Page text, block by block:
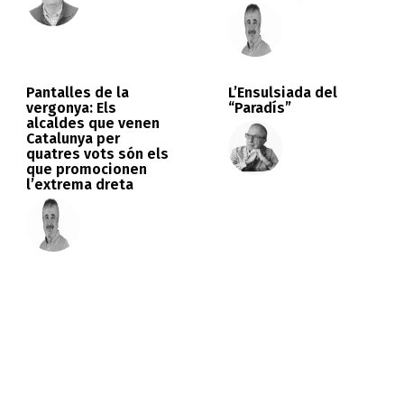
Pantalles de la
vergonya: Els
alcaldes que venen
Catalunya per
quatres vots són els
que promocionen
l’extrema dreta
L’Ensulsiada del
“Paradís”